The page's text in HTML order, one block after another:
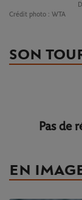
Crédit photo : WTA
SON
Pas de
EN